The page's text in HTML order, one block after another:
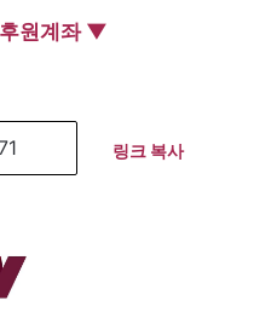
원계좌 ▼
링크 복사